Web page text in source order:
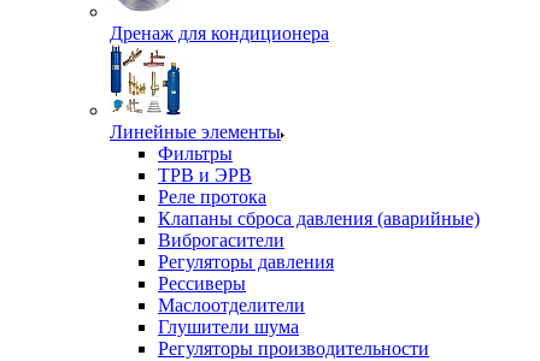
Дренаж для кондиционера
Линейные элементы
Фильтры
ТРВ и ЭРВ
Реле протока
Клапаны сброса давления (аварийные)
Виброгасители
Регуляторы давления
Рессиверы
Маслоотделители
Глушители шума
Регуляторы производительности